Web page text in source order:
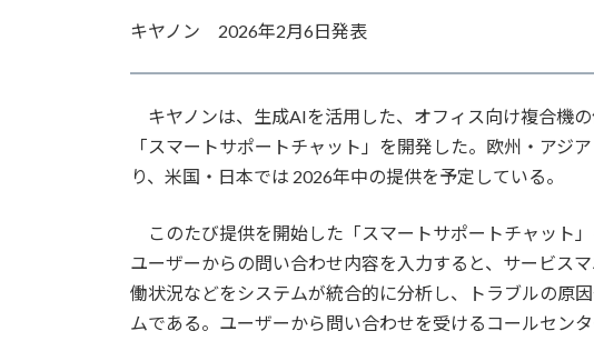
新
時
キヤノン 2026年2月6日発表
キヤノンは、生成AIを活用した、オフィス向け複合機の
「スマートサポートチャット」を開発した。欧州・アジ
り、米国・日本では 2026年中の提供を予定している。
このたび提供を開始した「スマートサポートチャット
ユーザーからの問い合わせ内容を入力すると、サービス
働状況などをシステムが統合的に分析し、トラブルの原
ムである。ユーザーから問い合わせを受けるコールセン